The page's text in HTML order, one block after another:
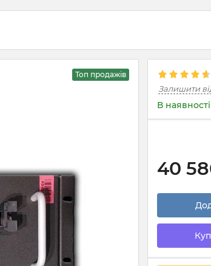
Топ продажів
Залишити
В наявності
40